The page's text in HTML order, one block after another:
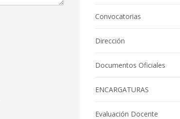
Convocatorias
Dirección
Documentos Oficiales
ENCARGATURAS
Evaluación Docente